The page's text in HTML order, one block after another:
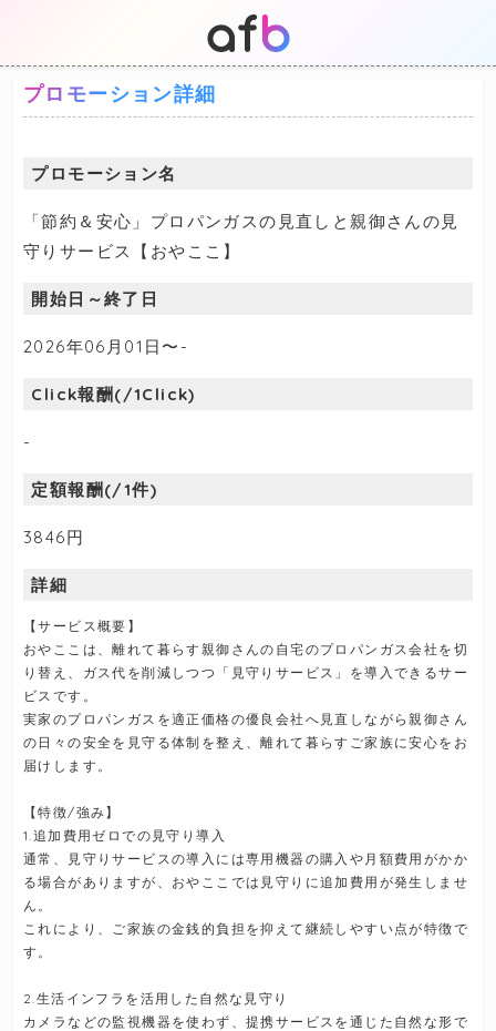
プロモーション詳細
プロモーション名
「節約＆安心」プロパンガスの見直しと親御さんの見
守りサービス【おやここ】
開始日～終了日
2026年06月01日〜-
Click報酬(/1Click)
-
定額報酬(/1件)
3846円
詳細
【サービス概要】
おやここは、離れて暮らす親御さんの自宅のプロパンガス会社を切
り替え、ガス代を削減しつつ「見守りサービス」を導入できるサー
ビスです。
実家のプロパンガスを適正価格の優良会社へ見直しながら親御さん
の日々の安全を見守る体制を整え、離れて暮らすご家族に安心をお
届けします。
【特徴/強み】
1.追加費用ゼロでの見守り導入
通常、見守りサービスの導入には専用機器の購入や月額費用がかか
る場合がありますが、おやここでは見守りに追加費用が発生しませ
ん。
これにより、ご家族の金銭的負担を抑えて継続しやすい点が特徴で
す。
2.生活インフラを活用した自然な見守り
カメラなどの監視機器を使わず、提携サービスを通じた自然な形で